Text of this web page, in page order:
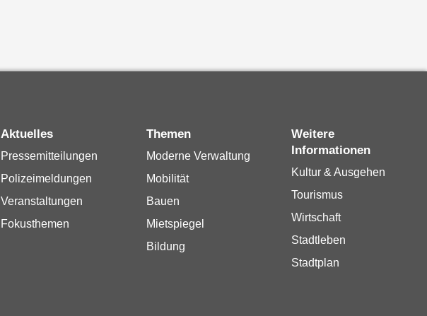
Aktuelles
Pressemitteilungen
Polizeimeldungen
Veranstaltungen
Fokusthemen
Themen
Moderne Verwaltung
Mobilität
Bauen
Mietspiegel
Bildung
Weitere
Informationen
Kultur & Ausgehen
Tourismus
Wirtschaft
Stadtleben
Stadtplan